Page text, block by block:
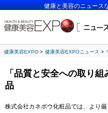
健康と美容のニュース
健康美容EXPO 健康美容EXPOニュース
「品質と安全への取り
品
株式会社カネボウ化粧品では、より